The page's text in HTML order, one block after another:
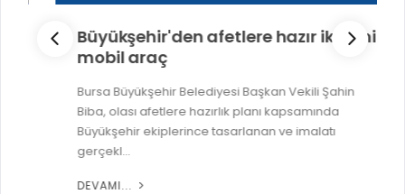
Büyükşehir'den afetlere hazır iki yeni
mobil araç
Bursa Büyükşehir Belediyesi Başkan Vekili Şahin
Biba, olası afetlere hazırlık planı kapsamında
Büyükşehir ekiplerince tasarlanan ve imalatı
gerçekl...
DEVAMI...